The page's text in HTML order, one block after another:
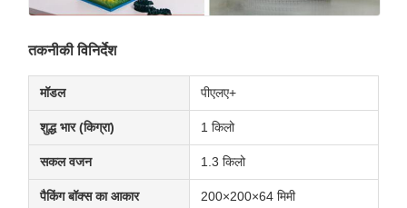
तकनीकी विनिर्देश
मॉडल पीएलए+
शुद्ध भार (किग्रा) 1 किलो
सकल वजन 1.3 किलो
पैकिंग बॉक्स का आकार 200×200×64 मिमी